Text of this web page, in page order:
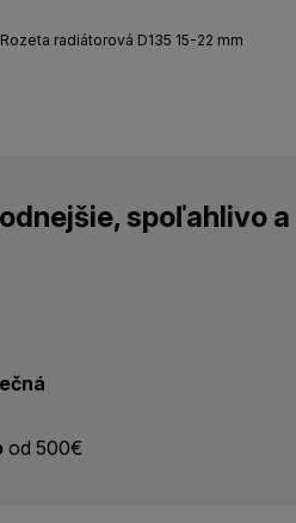
radiátorová D135 15-22 mm
spoľahlivo a
od 500€